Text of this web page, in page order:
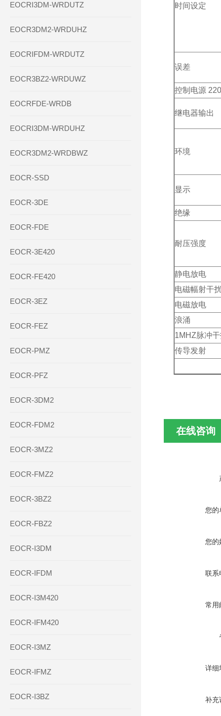
EOCRI3DM-WRDUTZ
EOCR3DM2-WRDUHZ
EOCRIFDM-WRDUTZ
EOCR3BZ2-WRDUWZ
EOCRFDE-WRDB
EOCRI3DM-WRDUHZ
EOCR3DM2-WRDBWZ
EOCR-SSD
EOCR-3DE
EOCR-FDE
EOCR-3E420
EOCR-FE420
EOCR-3EZ
EOCR-FEZ
EOCR-PMZ
EOCR-PFZ
EOCR-3DM2
EOCR-FDM2
EOCR-3MZ2
EOCR-FMZ2
EOCR-3BZ2
EOCR-FBZ2
EOCR-I3DM
EOCR-IFDM
EOCR-I3M420
EOCR-IFM420
EOCR-I3MZ
EOCR-IFMZ
EOCR-I3BZ
时间设定
误差
控制电源 220
继电器输出
环境
显示
绝缘
耐压强度
静电放电
电磁幅射干
电磁放电
浪涌
1MHZ脉冲
传导发射
在线咨询
您的
您的
联系
常用
详细
补充